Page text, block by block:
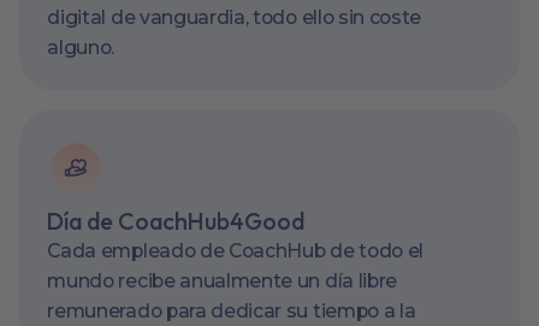
digital de vanguardia, todo ello sin coste
alguno.
Día de CoachHub4Good
Cada empleado de CoachHub de todo el
mundo recibe anualmente un día libre
remunerado para dedicar su tiempo a la